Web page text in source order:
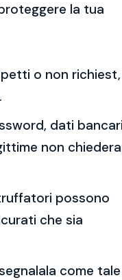
la tua
o non
dati
non
possono
che sia
come